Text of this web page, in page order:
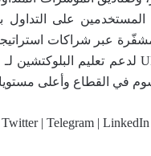
المستخدمين على
Twitter | Telegram |